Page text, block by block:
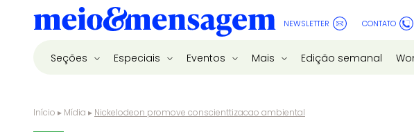
NEWSLETTER CONTATO
Seções Especiais Eventos Mais Edição semanal
Início ▸ Mídia ▸ Nickelodeon promove conscienttizacao ambiental